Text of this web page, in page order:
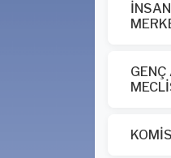
GENÇ